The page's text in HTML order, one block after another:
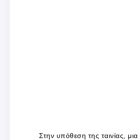
Στην υπόθεση της ταινίας,